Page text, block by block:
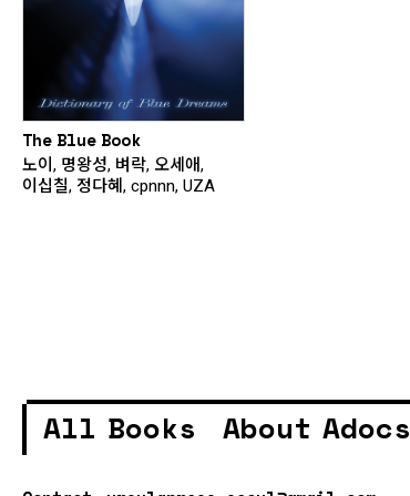
The Blue Book
노이, 명왕성, 벼락, 오세애,
이십칠, 정다혜, cpnnn, UZA
All Books About Adocs